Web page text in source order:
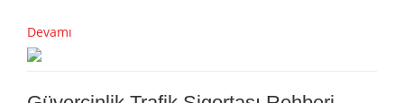
Devamı